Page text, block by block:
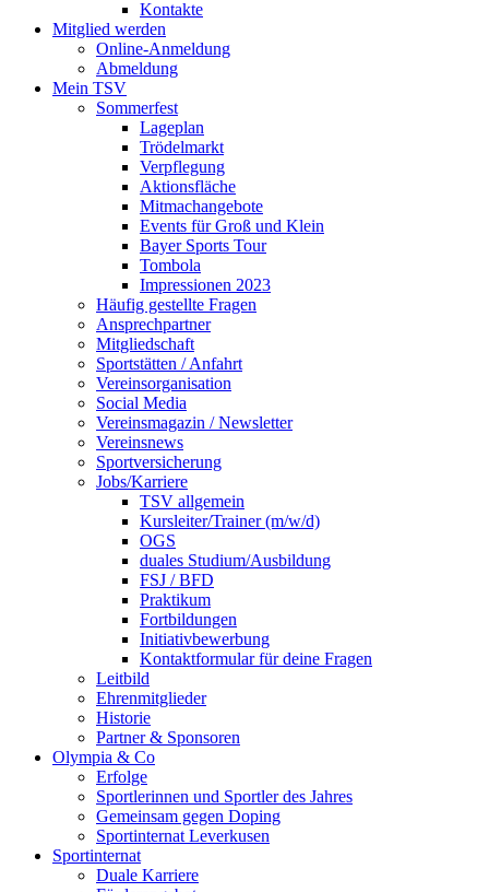
Kontakte
Mitglied werden
Online-Anmeldung
Abmeldung
Mein TSV
Sommerfest
Lageplan
Trödelmarkt
Verpflegung
Aktionsfläche
Mitmachangebote
Events für Groß und Klein
Bayer Sports Tour
Tombola
Impressionen 2023
Häufig gestellte Fragen
Ansprechpartner
Mitgliedschaft
Sportstätten / Anfahrt
Vereinsorganisation
Social Media
Vereinsmagazin / Newsletter
Vereinsnews
Sportversicherung
Jobs/Karriere
TSV allgemein
Kursleiter/Trainer (m/w/d)
OGS
duales Studium/Ausbildung
FSJ / BFD
Praktikum
Fortbildungen
Initiativbewerbung
Kontaktformular für deine Fragen
Leitbild
Ehrenmitglieder
Historie
Partner & Sponsoren
Olympia & Co
Erfolge
Sportlerinnen und Sportler des Jahres
Gemeinsam gegen Doping
Sportinternat Leverkusen
Sportinternat
Duale Karriere